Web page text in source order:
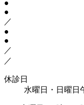
●
●
／
●
●
／
／
休診日
水曜日・日曜日